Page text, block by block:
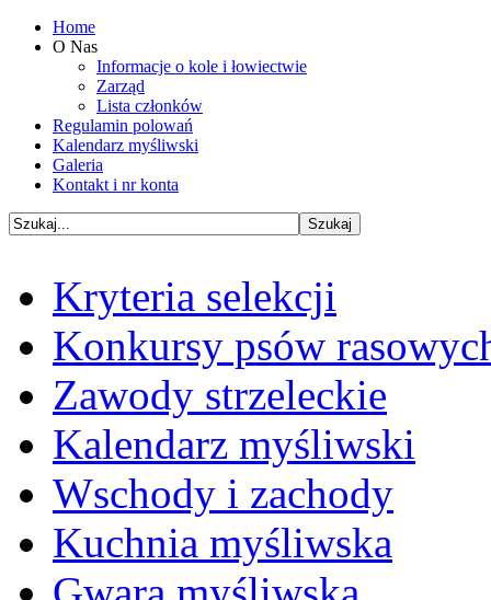
Home
O Nas
Informacje o kole i łowiectwie
Zarząd
Lista członków
Regulamin polowań
Kalendarz myśliwski
Galeria
Kontakt i nr konta
Kryteria selekcji
Konkursy psów
Zawody strzeleckie
Kalendarz myśliwski
Wschody i zachody
Kuchnia myśliwska